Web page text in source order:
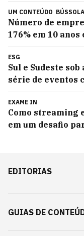
UM CONTEÚDO BÚSSOLA
Número de
176% em 10 anos
ESG
Sul e Sudeste
série de eventos
EXAME IN
Como streaming
em um desafio
EDITORIAS
GUIAS DE